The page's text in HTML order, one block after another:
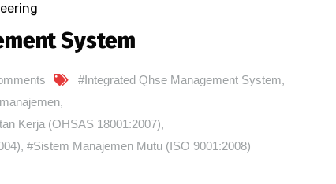
System
#Integrated Qhse Management System,
,
Kerja (OHSAS 18001:2007),
, #Sistem Manajemen Mutu (ISO 9001:2008)